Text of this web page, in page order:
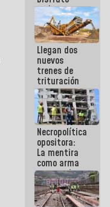
cada vez
que escribes
porque lo
que haces
es
embarrarla
Llegan dos
nuevos
trenes de
trituración
para
optimizar
manejo de
escombros
en La Guaira
Necropolítica
opositora:
La mentira
como arma
contra el
Pueblo